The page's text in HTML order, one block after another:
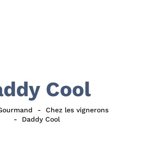
Cool
Chez les vignerons
Daddy Cool